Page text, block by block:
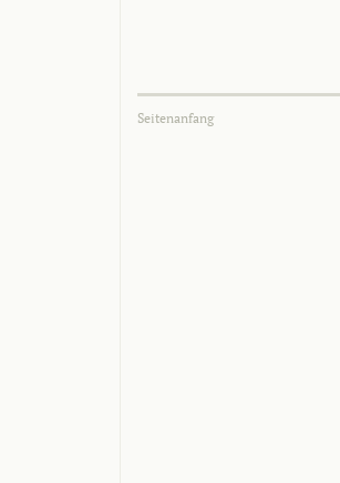
Seitenanfang